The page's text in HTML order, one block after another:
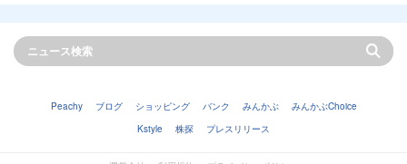
Peachy ブログ ショッピング バンク みんかぶ
みんかぶChoice
Kstyle
株探 プレスリリース